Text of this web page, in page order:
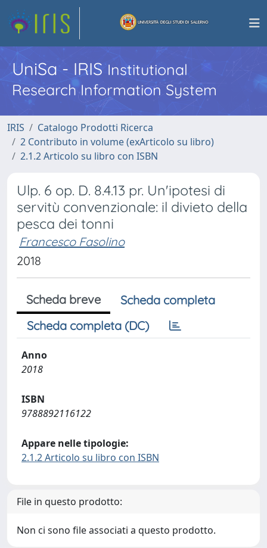
UniSa - IRISInstitutional
Research Information System
IRIS
Catalogo Prodotti Ricerca
2 Contributo in volume (exArticolo su libro)
2.1.2 Articolo su libro con ISBN
Ulp. 6 op. D. 8.4.13 pr. Un'ipotesi di
servitù convenzionale: il divieto della
pesca dei tonni
Francesco Fasolino
2018
Scheda breve
Scheda completa
Scheda completa (DC)
Anno
2018
ISBN
9788892116122
Appare nelle tipologie:
2.1.2 Articolo su libro con ISBN
File in questo prodotto:
Non ci sono file associati a questo prodotto.